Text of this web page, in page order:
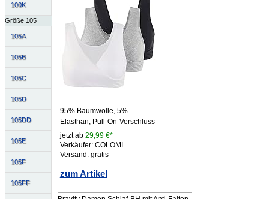
100K
Größe 105
105A
105B
105C
105D
105DD
105E
105F
105FF
95% Baumwolle, 5%
Elasthan; Pull-On-Verschluss
jetzt ab 29,99 €*
Verkäufer: COLOMI
Versand: gratis
zum Artikel